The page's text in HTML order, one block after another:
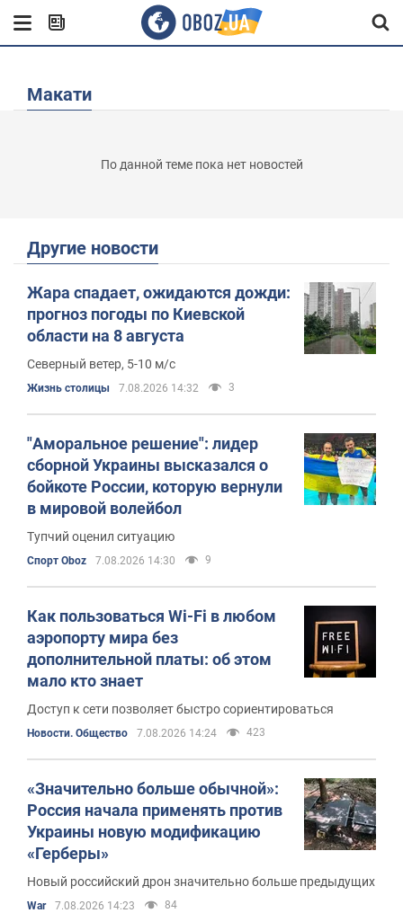
Макати
По данной теме пока нет новостей
Другие новости
Жара спадает, ожидаются дожди:
прогноз погоды по Киевской
области на 8 августа
Северный ветер, 5-10 м/с
Жизнь столицы 7.08.2026 14:32 3
"Аморальное решение": лидер
сборной Украины высказался о
бойкоте России, которую вернули
в мировой волейбол
Тупчий оценил ситуацию
Спорт Oboz 7.08.2026 14:30 9
Как пользоваться Wi-Fi в любом
аэропорту мира без
дополнительной платы: об этом
мало кто знает
Доступ к сети позволяет быстро сориентироваться
Новости. Общество 7.08.2026 14:24 423
«Значительно больше обычной»:
Россия начала применять против
Украины новую модификацию
«Герберы»
Новый российский дрон значительно больше предыдущих
War 7.08.2026 14:23 84